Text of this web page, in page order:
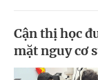
Cận thị học
mặt nguy cơ